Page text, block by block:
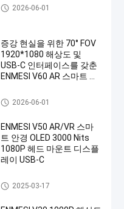
VR 스마트 안경
2026-06-01
증강 현실을 위한 70° FOV
1920*1080 해상도 및
USB-C 인터페이스를 갖춘
ENMESI V60 AR 스마트 안
VR 스마트 안경
2026-06-01
ENMESI V50 AR/VR 스마
트 안경 OLED 3000 Nits
1080P 헤드 마운트 디스플
레이 USB-C
VR 스마트 안경
2025-03-17